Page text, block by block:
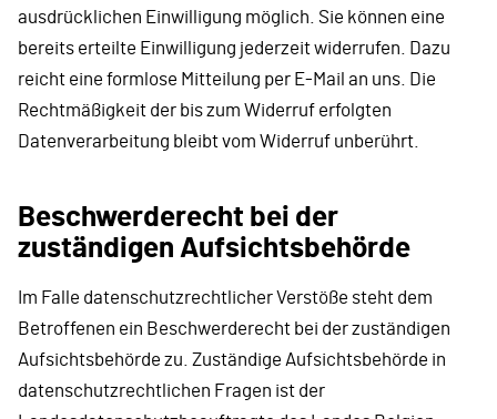
ausdrücklichen Einwilligung möglich. Sie können eine
bereits erteilte Einwilligung jederzeit widerrufen. Dazu
reicht eine formlose Mitteilung per E-Mail an uns. Die
Rechtmäßigkeit der bis zum Widerruf erfolgten
Datenverarbeitung bleibt vom Widerruf unberührt.
Beschwerderecht bei der
zuständigen Aufsichtsbehörde
Im Falle datenschutzrechtlicher Verstöße steht dem
Betroffenen ein Beschwerderecht bei der zuständigen
Aufsichtsbehörde zu. Zuständige Aufsichtsbehörde in
datenschutzrechtlichen Fragen ist der